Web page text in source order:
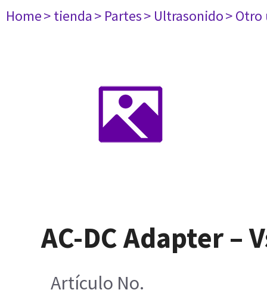
Home> tienda> Partes> Ultrasonido>
AC-DC Adapter –
Artículo No.